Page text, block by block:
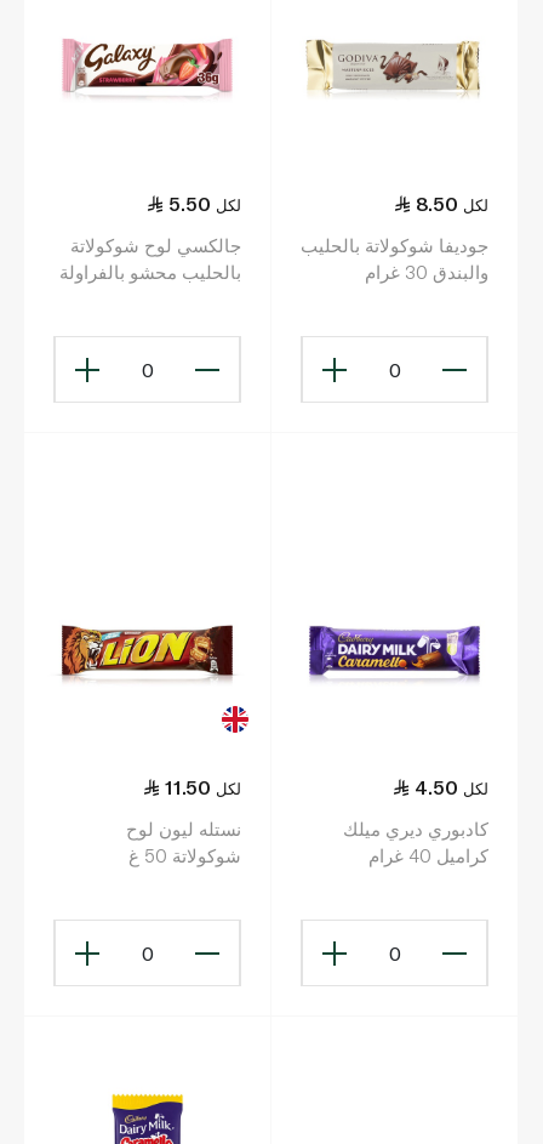
8.50 لكل
جوديفا شوكولاتة بالحليب
والبندق 30 غرام
0
5.50 لكل
جالكسي لوح شوكولاتة
بالحليب محشو بالفراولة
0
4.50 لكل
كادبوري ديري ميلك
كراميل 40 غرام
0
11.50 لكل
نستله ليون لوح
شوكولاتة 50 غ
0